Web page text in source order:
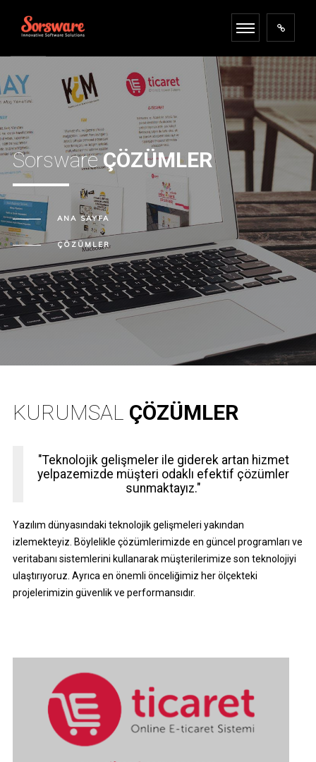
SorswareÇÖZÜMLER
ANA SAYFA
ÇÖZÜMLER
KURUMSAL ÇÖZÜMLER
"Teknolojik gelişmeler ile giderek artan hizmet
yelpazemizde müşteri odaklı efektif çözümler
sunmaktayız."
Yazılım dünyasındaki teknolojik gelişmeleri yakından
izlemekteyiz. Böylelikle çözümlerimizde en güncel programları ve
veritabanı sistemlerini kullanarak müşterilerimize son teknolojiyi
ulaştırıyoruz. Ayrıca en önemli önceliğimiz her ölçekteki
projelerimizin güvenlik ve performansıdır.